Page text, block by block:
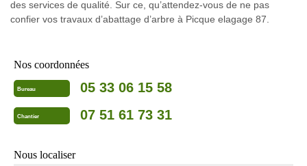
des services de qualité. Sur ce, qu’attendez-vous de ne pas
confier vos travaux d’abattage d’arbre à Picque elagage 87.
Nos coordonnées
Bureau 05 33 06 15 58
Chantier 07 51 61 73 31
Nous localiser